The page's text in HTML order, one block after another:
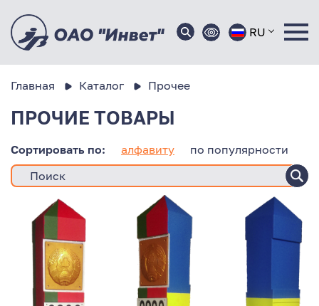
RU
Главная Каталог Прочее
ПРОЧИЕ ТОВАРЫ
Сортировать по: алфавиту по популярности